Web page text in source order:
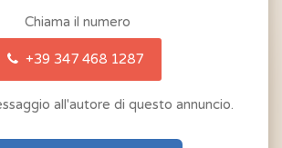
Chiama il numero
+39 347 468 1287
all'autore di questo annuncio.